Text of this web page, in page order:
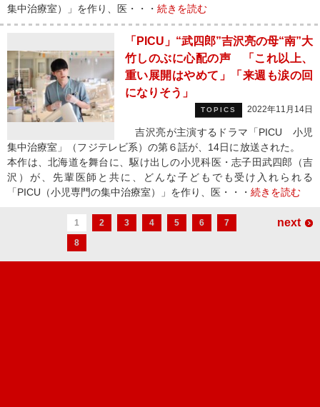
集中治療室）」を作り、医・・・ 続きを読む
「PICU」“武四郎”吉沢亮の母“南”大
竹しのぶに心配の声 「これ以上、
重い展開はやめて」「来週も涙の回
になりそう」
TOPICS 2022年11月14日
吉沢亮が主演するドラマ「PICU 小児
集中治療室」（フジテレビ系）の第６話が、14日に放送された。
本作は、北海道を舞台に、駆け出しの小児科医・志子田武四郎（吉
沢）が、先輩医師と共に、どんな子どもでも受け入れられる
「PICU（小児専門の集中治療室）」を作り、医・・・ 続きを読む
1 2 3 4 5 6
7
8
next